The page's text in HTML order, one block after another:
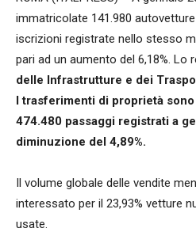
immatricolate 141.980
iscrizioni registrate nello stesso
pari ad un aumento del 6,18%. Lo
delle Infrastrutture e dei
I trasferimenti di proprietà
474.480 passaggi registrati a
diminuzione del 4,89%.
Il volume globale delle vendite
interessato per il 23,93% vetture
usate.